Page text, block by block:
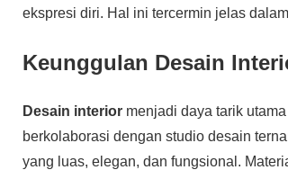
ekspresi diri. Hal ini tercermin jelas
Keunggulan Desain
Desain interior menjadi daya tarik
berkolaborasi dengan studio desain
yang luas, elegan, dan fungsional.